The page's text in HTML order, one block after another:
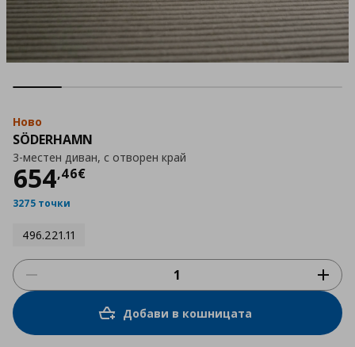
Ново
SÖDERHAMN
3-местен диван, с отворен край
654,46€
Цена654,46 €
3275 точки
496.221.11
Добави в кошницата